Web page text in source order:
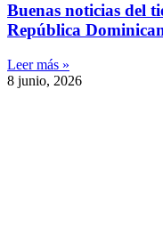
Buenas noticias del
República
Leer más »
8 junio, 2026